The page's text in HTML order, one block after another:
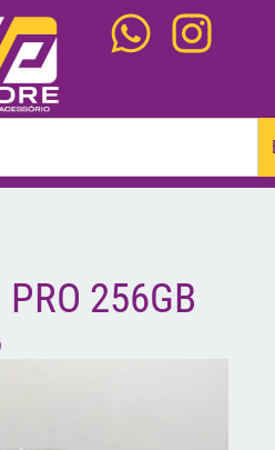
256GB